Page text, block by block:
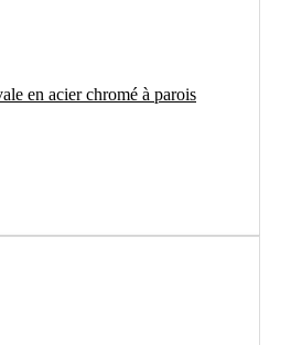
en acier chromé à parois